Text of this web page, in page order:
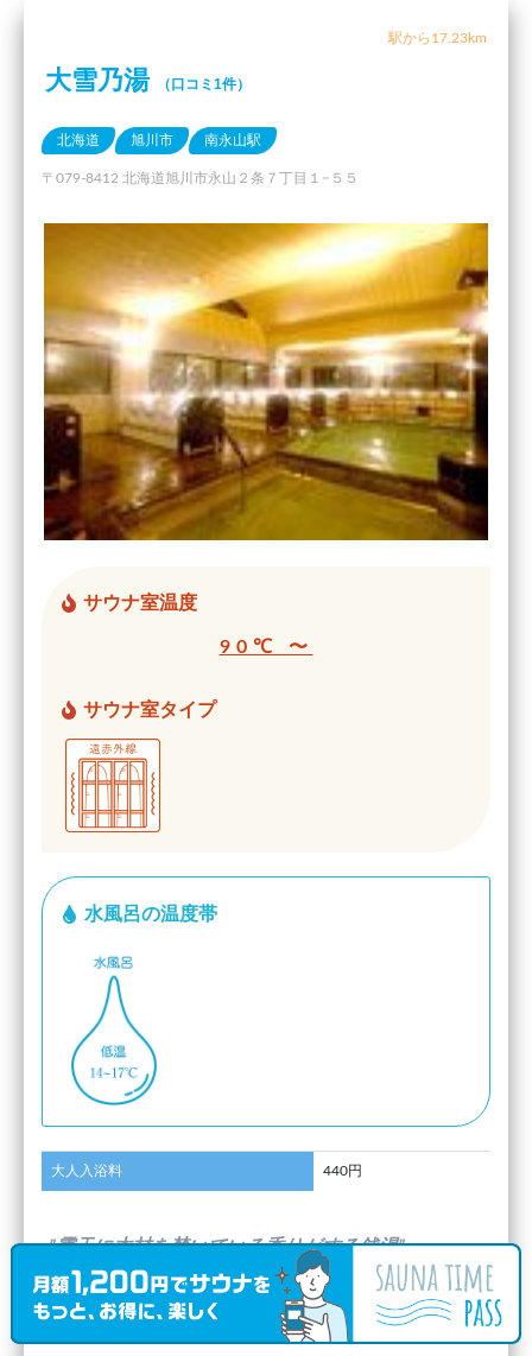
駅から17.23km
大雪乃湯 （口コミ1件）
北海道 旭川市 南永山駅
〒079-8412 北海道旭川市永山２条７丁目１−５５
サウナ室温度
90℃ 〜
サウナ室タイプ
水風呂の温度帯
大人入浴料 440円
”露天に木材を焚いている香りがする銭湯”
( とよなか さんのキャッチフレーズ)
口コミ投稿日：2019.1.6